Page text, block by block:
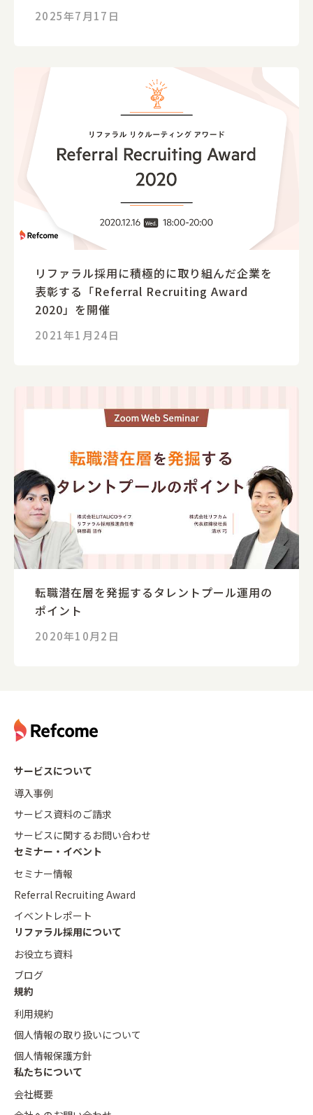
2025年7月17日
リファラル採用に積極的に取り組んだ企業を
表彰する「Referral Recruiting Award
2020」を開催
2021年1月24日
転職潜在層を発掘するタレントプール運用の
ポイント
2020年10月2日
サービスについて
導入事例
サービス資料のご請求
サービスに関するお問い合わせ
セミナー・イベント
セミナー情報
Referral Recruiting Award
イベントレポート
リファラル採用について
お役立ち資料
ブログ
規約
利用規約
個人情報の取り扱いについて
個人情報保護方針
私たちについて
会社概要